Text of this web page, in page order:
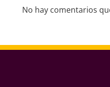
No hay comentarios